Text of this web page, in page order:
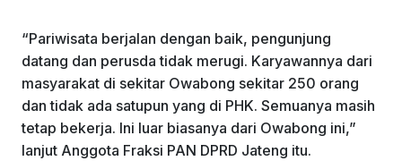
“Pariwisata berjalan dengan baik, pengunjung
datang dan perusda tidak merugi. Karyawannya dari
masyarakat di sekitar Owabong sekitar 250 orang
dan tidak ada satupun yang di PHK. Semuanya masih
tetap bekerja. Ini luar biasanya dari Owabong ini,”
lanjut Anggota Fraksi PAN DPRD Jateng itu.